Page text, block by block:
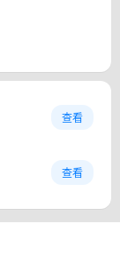
查看
查看